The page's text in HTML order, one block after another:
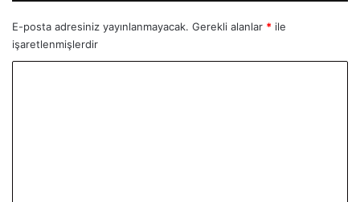
E-posta adresiniz yayınlanmayacak. Gerekli alanlar * ile
işaretlenmişlerdir